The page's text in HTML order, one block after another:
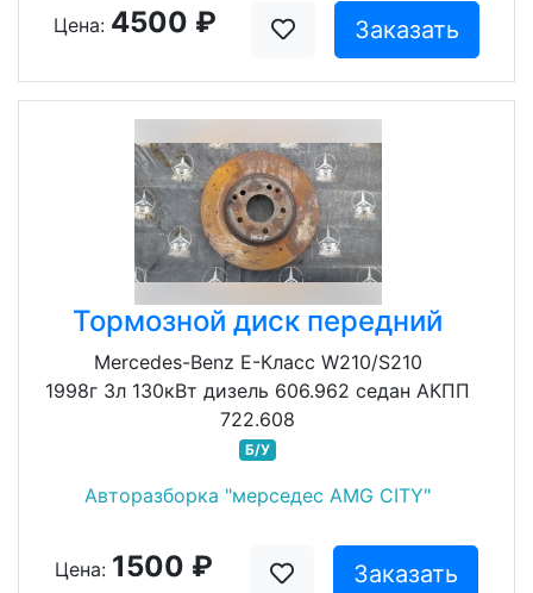
Цена: 4500 ₽ Заказать
Тормозной диск передний
Mercedes-Benz E-Класс W210/S210
1998г 3л 130кВт дизель 606.962 седан АКПП
722.608
Б/У
Авторазборка "мерседес AMG CITY"
Цена: 1500 ₽ Заказать